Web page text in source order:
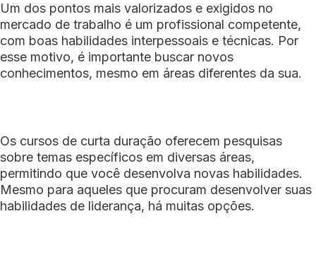
Um dos pontos mais valorizados e exigidos no
mercado de trabalho é um profissional competente,
com boas habilidades interpessoais e técnicas. Por
esse motivo, é importante buscar novos
conhecimentos, mesmo em áreas diferentes da sua.
Os cursos de curta duração oferecem pesquisas
sobre temas específicos em diversas áreas,
permitindo que você desenvolva novas habilidades.
Mesmo para aqueles que procuram desenvolver suas
habilidades de liderança, há muitas opções.